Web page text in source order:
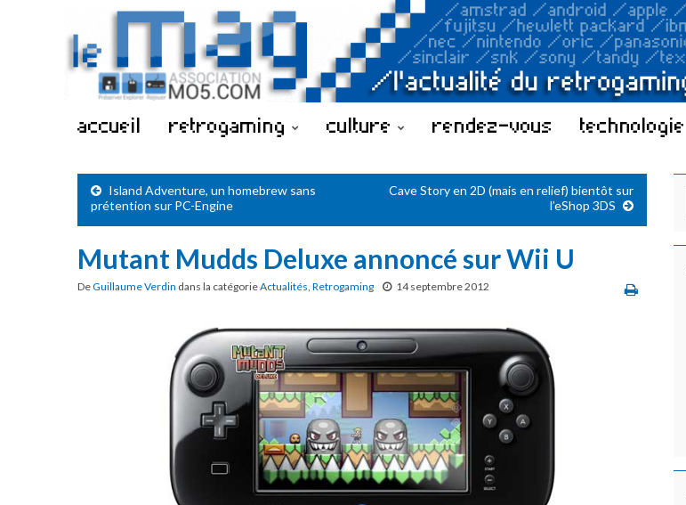
accueil retrogaming culture rendez-vous technologie
Island Adventure, un homebrew sans
prétention sur PC-Engine
Cave Story en 2D (mais en relief) bientôt sur
l’eShop 3DS
Mutant Mudds Deluxe annoncé sur Wii U
DeGuillaume Verdin dans la catégorieActualités, Retrogaming 14 septembre 2012